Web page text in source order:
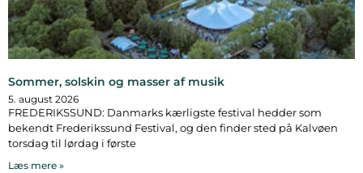
Sommer, solskin og masser af musik
5. august 2026
FREDERIKSSUND: Danmarks kærligste festival hedder som
bekendt Frederikssund Festival, og den finder sted på Kalvøen
torsdag til lørdag i første
Læs mere »